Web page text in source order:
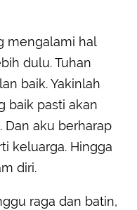
mengalami hal
dulu. Tuhan
baik. Yakinlah
baik pasti akan
aku berharap
keluarga. Hingga
diri.
raga dan batin,